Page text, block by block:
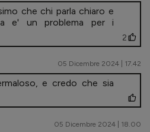
che chi parla chiaro e
e' un problema per i
2
05 Dicembre 2024 | 17.42
e credo che sia
05 Dicembre 2024 | 18.00